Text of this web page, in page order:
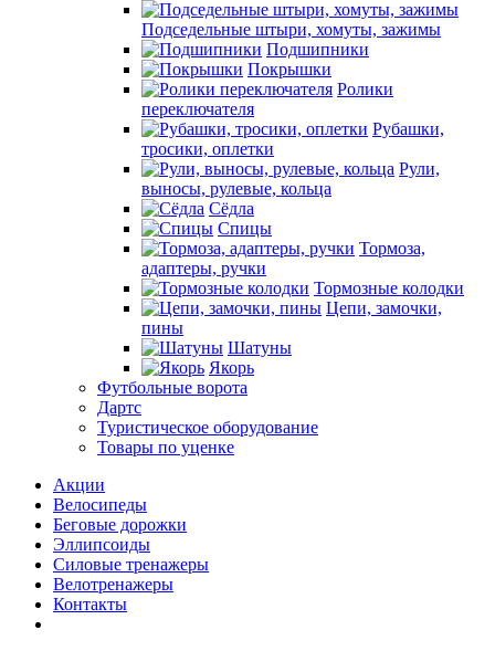
Подседельные штыри, хомуты, зажимы
Подшипники
Покрышки
Ролики
переключателя
Рубашки,
тросики, оплетки
Рули,
выносы, рулевые, кольца
Сёдла
Спицы
Тормоза,
адаптеры, ручки
Тормозные колодки
Цепи, замочки,
пины
Шатуны
Якорь
Футбольные ворота
Дартс
Туристическое оборудование
Товары по уценке
Акции
Велосипеды
Беговые дорожки
Эллипсоиды
Силовые тренажеры
Велотренажеры
Контакты